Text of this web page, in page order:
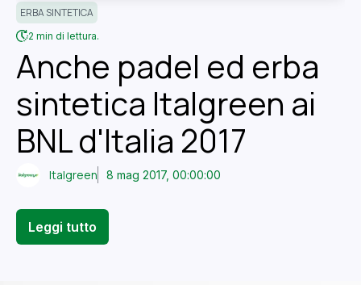
ERBA SINTETICA
2 min di lettura.
Anche padel ed erba
sintetica Italgreen ai
BNL d'Italia 2017
Italgreen 8 mag 2017, 00:00:00
Leggi tutto